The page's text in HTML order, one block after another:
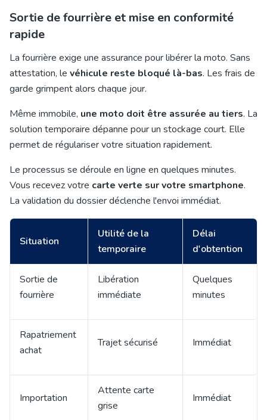
Sortie de fourrière et mise en conformité
rapide
La fourrière exige une assurance pour libérer la moto. Sans
attestation, le véhicule reste bloqué là-bas. Les frais de
garde grimpent alors chaque jour.
Même immobile, une moto doit être assurée au tiers. La
solution temporaire dépanne pour un stockage court. Elle
permet de régulariser votre situation rapidement.
Le processus se déroule en ligne en quelques minutes.
Vous recevez votre carte verte sur votre smartphone.
La validation du dossier déclenche l'envoi immédiat.
Situation
Utilité de la
temporaire
Délai
d'obtention
Sortie de
fourrière
Libération
immédiate
Quelques
minutes
Rapatriement
achat
Trajet sécurisé Immédiat
Importation
Attente carte
grise
Immédiat